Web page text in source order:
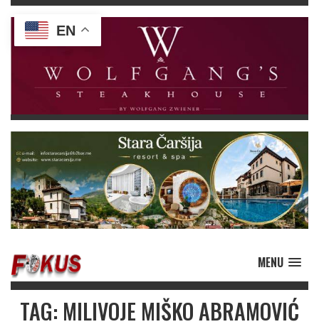
MENU
TAG: MILIVOJE MIŠKO ABRAMOVIĆ
EN